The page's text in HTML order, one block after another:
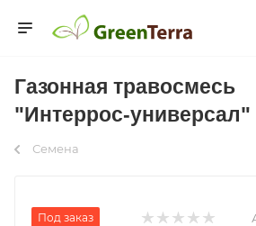
Газонная травосмесь
"Интеррос-универсал"
Семена
Под заказ